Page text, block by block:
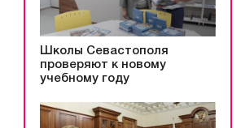
Школы Севастополя
проверяют к новому
учебному году